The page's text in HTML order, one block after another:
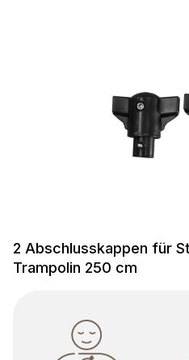
2 Abschlusskappen für
Trampolin 250 cm